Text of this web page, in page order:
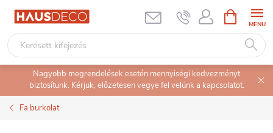
Ugrás
tartalomhoz
KOSÁR
Nagyobb megrendelések esetén mennyiségi kedvezményt
biztosítunk. Kérjük, előzetesen vegye fel velünk a kapcsolatot.
Fa burkolat